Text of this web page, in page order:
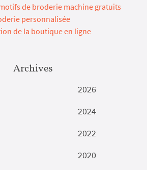
de broderie machine gratuits
personnalisée
de la boutique en ligne
Archives
2026
2024
2022
2020